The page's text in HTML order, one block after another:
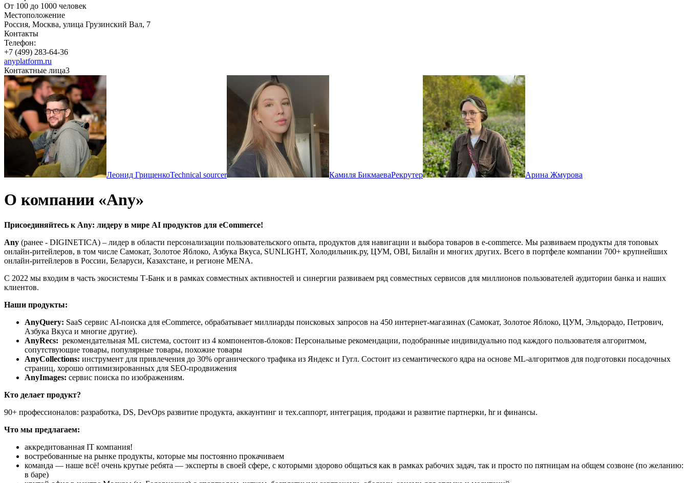
От 100 до 1000 человек
Местоположение
Россия, Москва, улица Грузинский Вал, 7
Контакты
Телефон:
+7 (499) 283-64-36
anyplatform.ru
Контактные лица3
Леонид ГрищенкоTechnical sourcer Камиля БикмаеваРекрутер Арина Жмурова
О компании «Any»
Присоединяйтесь к Any: лидеру в мире AI продуктов для eCommerce!
Any (ранее - DIGINETICA) – лидер в области персонализации пользовательского опыта, продуктов для навигации и выбора товаров в e-commerce. Мы развиваем продукты для топовых
онлайн-ритейлеров, в том числе Самокат, Золотое Яблоко, Азбука Вкуса, SUNLIGHT, Холодильник.ру, ЦУМ, OBI, Билайн и многих других. Всего в портфеле компании 700+ крупнейших
онлайн-ритейлеров в России, Беларуси, Казахстане, и регионе MENA.
C 2022 мы входим в часть экосистемы Т-Банк и в рамках совместных активностей и синергии развиваем ряд совместных сервисов для миллионов пользователей аудитории банка и наших
клиентов.
Наши продукты:
AnyQuery: SaaS сервис AI-поиска для eCommerce, обрабатывает миллиарды поисковых запросов на 450 интернет-магазинах (Самокат, Золотое Яблоко, ЦУМ, Эльдорадо, Петрович,
Азбука Вкуса и многие другие).
AnyRecs: рекомендательная ML система, состоит из 4 компонентов-блоков: Персональные рекомендации, подобранные индивидуально под каждого пользователя алгоритмом,
сопутствующие товары, популярные товары, похожие товары
AnyCollections: инструмент для привлечения до 30% органического трафика из Яндекс и Гугл. Состоит из семантического ядра на основе ML-алгоритмов для подготовки посадочных
страниц, хорошо оптимизированных для SEO-продвижения
AnyImages: сервис поиска по изображениям.
Кто делает продукт?
90+ профессионалов: разработка, DS, DevOps развитие продукта, аккаунтинг и тех.саппорт, интеграция, продажи и развитие партнерки, hr и финансы.
Что мы предлагаем:
аккредитованная IT компания!
востребованные на рынке продукты, которые мы постоянно прокачиваем
команда — наше всё! очень крутые ребята — эксперты в своей сфере, с которыми здорово общаться как в рамках рабочих задач, так и просто по пятницам на общем созвоне (по желанию:
в баре)